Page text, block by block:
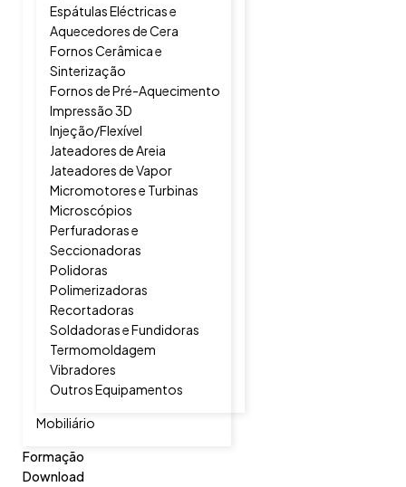
Espátulas Eléctricas e
Aquecedores de Cera
Fornos Cerâmica e
Sinterização
Fornos de Pré-Aquecimento
Impressão 3D
Injeção/Flexível
Jateadores de Areia
Jateadores de Vapor
Micromotores e Turbinas
Microscópios
Perfuradoras e
Seccionadoras
Polidoras
Polimerizadoras
Recortadoras
Soldadoras e Fundidoras
Termomoldagem
Vibradores
Outros Equipamentos
Mobiliário
Formação
Download